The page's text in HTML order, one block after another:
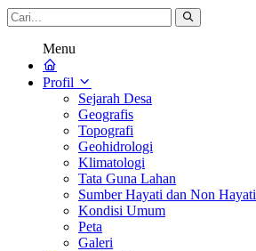
Menu
Profil
Sejarah Desa
Geografis
Topografi
Geohidrologi
Klimatologi
Tata Guna Lahan
Sumber Hayati dan Non Hayati
Kondisi Umum
Peta
Galeri